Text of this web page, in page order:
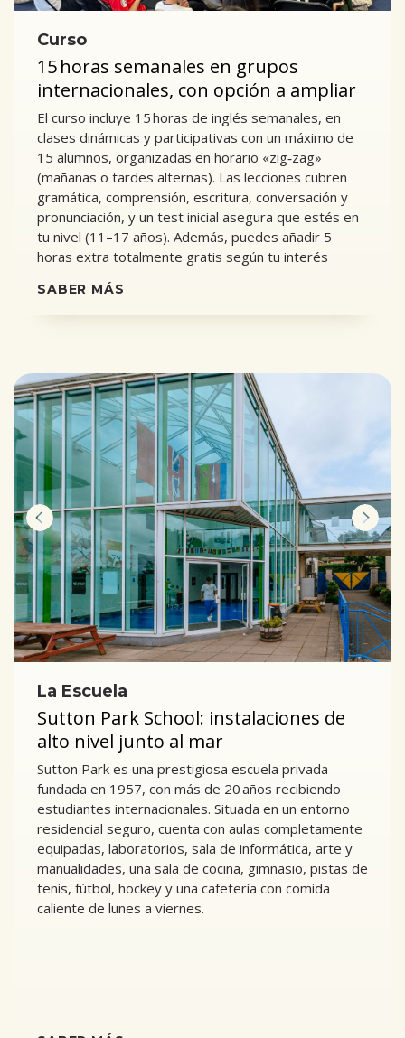
Curso
15 horas semanales en grupos
internacionales, con opción a ampliar
El curso incluye 15 horas de inglés semanales, en
clases dinámicas y participativas con un máximo de
15 alumnos, organizadas en horario «zig‑zag»
(mañanas o tardes alternas). Las lecciones cubren
gramática, comprensión, escritura, conversación y
pronunciación, y un test inicial asegura que estés en
tu nivel (11–17 años). Además, puedes añadir 5
horas extra totalmente gratis según tu interés
SABER MÁS
La Escuela
Sutton Park School: instalaciones de
alto nivel junto al mar
Sutton Park es una prestigiosa escuela privada
fundada en 1957, con más de 20 años recibiendo
estudiantes internacionales. Situada en un entorno
residencial seguro, cuenta con aulas completamente
equipadas, laboratorios, sala de informática, arte y
manualidades, una sala de cocina, gimnasio, pistas de
tenis, fútbol, hockey y una cafetería con comida
caliente de lunes a viernes.